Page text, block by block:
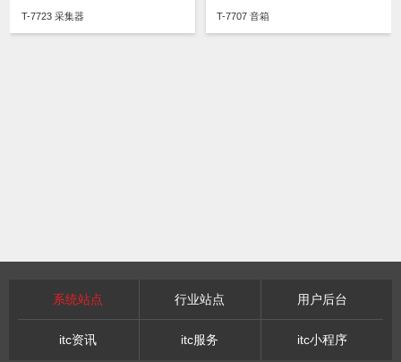
T-7723 采集器 T-7707 音箱
系统站点 行业站点 用户后台
itc资讯 itc服务 itc小程序